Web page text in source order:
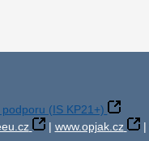
(IS KP21+)
| www.opjak.cz |